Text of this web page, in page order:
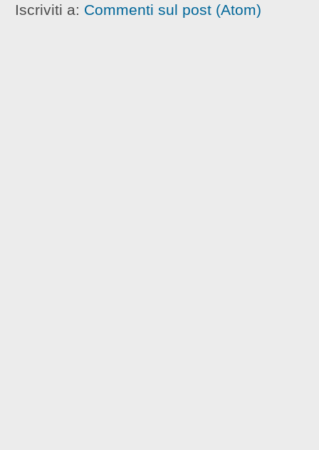
Iscriviti a: Commenti sul post (Atom)